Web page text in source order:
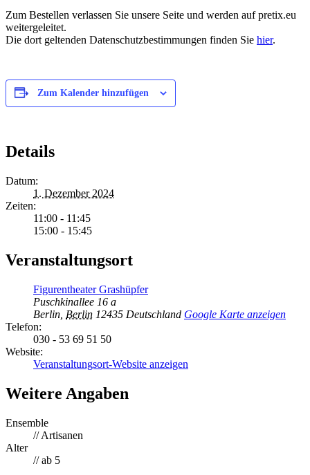
Zum Bestellen verlassen Sie unsere Seite und werden auf pretix.eu
weitergeleitet.
Die dort geltenden Datenschutzbestimmungen finden Sie hier.
Zum Kalender hinzufügen
Details
Datum:
1. Dezember 2024
Zeiten:
11:00 - 11:45
15:00 - 15:45
Veranstaltungsort
Figurentheater Grashüpfer
Puschkinallee 16 a
Berlin Berlin 12435 Deutschland Google Karte anzeigen
Telefon:
030 - 53 69 51 50
Website:
Veranstaltungsort-Website anzeigen
Weitere Angaben
Ensemble
// Artisanen
Alter
// ab 5